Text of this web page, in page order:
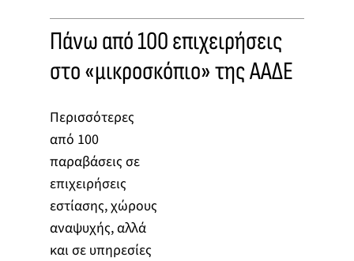
Πάνω από 100 επιχειρήσεις
στο «μικροσκόπιο» της ΑΑΔΕ
Περισσότερες
από 100
παραβάσεις σε
επιχειρήσεις
εστίασης, χώρους
αναψυχής, αλλά
και σε υπηρεσίες